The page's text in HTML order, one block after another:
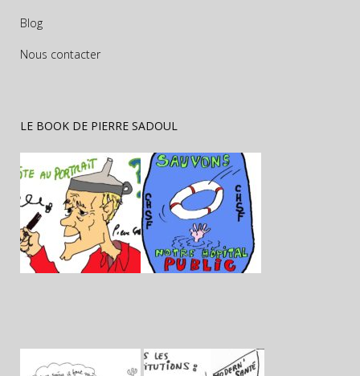
Blog
Nous contacter
LE BOOK DE PIERRE SADOUL